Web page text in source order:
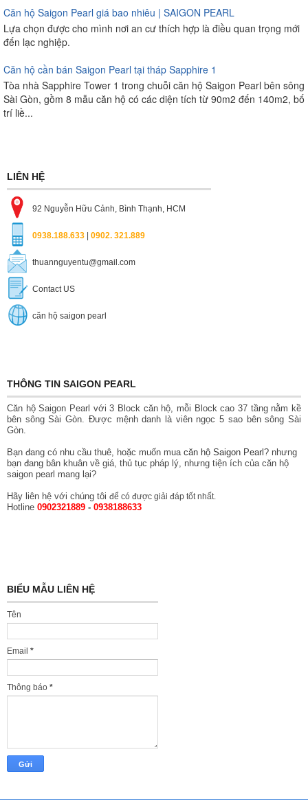
Căn hộ Saigon Pearl giá bao nhiêu | SAIGON PEARL
Lựa chọn được cho mình nơi an cư thích hợp là điều quan trọng mới
đến lạc nghiệp.
Căn hộ cần bán Saigon Pearl tại tháp Sapphire 1
Tòa nhà Sapphire Tower 1 trong chuỗi căn hộ Saigon Pearl bên sông
Sài Gòn, gồm 8 mẫu căn hộ có các diện tích từ 90m2 đến 140m2, bố
trí liề...
LIÊN HỆ
92 Nguyễn Hữu Cảnh, Bình Thạnh, HCM
0938.188.633 0902. 321.889
thuannguyentu@gmail.com
Contact US
căn hộ saigon pearl
THÔNG TIN SAIGON PEARL
Căn hộ Saigon Pearl với 3 Block căn hộ, mỗi Block cao 37 tầng nằm kề
bên sông Sài Gòn. Được mệnh danh là viên ngọc 5 sao bên sông Sài
Gòn.
Bạn đang có nhu cầu thuê, hoặc muốn mua căn hộ Saigon Pearl ? nhưng
bạn đang bân khuân về giá, thủ tục pháp lý, nhưng tiện ích của căn hộ
saigon pearl mang lại?
Hãy liên hệ với chúng tôi để có được giải đáp tốt nhất.
Hotline 0902321889 - 0938188633
BIỂU MẪU LIÊN HỆ
Tên
Email *
Thông báo *